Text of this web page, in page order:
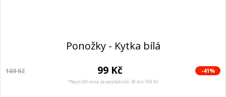
Ponožky - Kytka bílá
169 Kč 99 Kč -41%
*Nejnižší cena za posledních 30 dní 169 Kč